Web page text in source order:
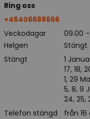
Ring oss
+46406688666
Veckodagar
09.00 -
Helgen
Stängt
Stängt
Telefon stängd
1
17, 18,
1, 29
5, 8, 9
24, 25,
från